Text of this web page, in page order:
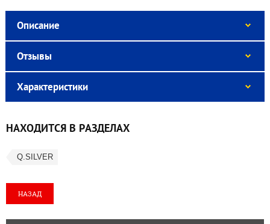
Описание
Отзывы
Характеристики
НАХОДИТСЯ В РАЗДЕЛАХ
Q.SILVER
НАЗАД